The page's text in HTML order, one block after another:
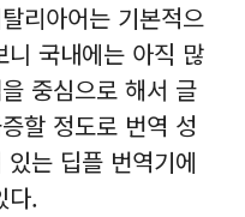
리아어는 기본적으
국내에는 아직 많
중심으로 해서 글
할 정도로 번역 성
는 딥플 번역기에
다.